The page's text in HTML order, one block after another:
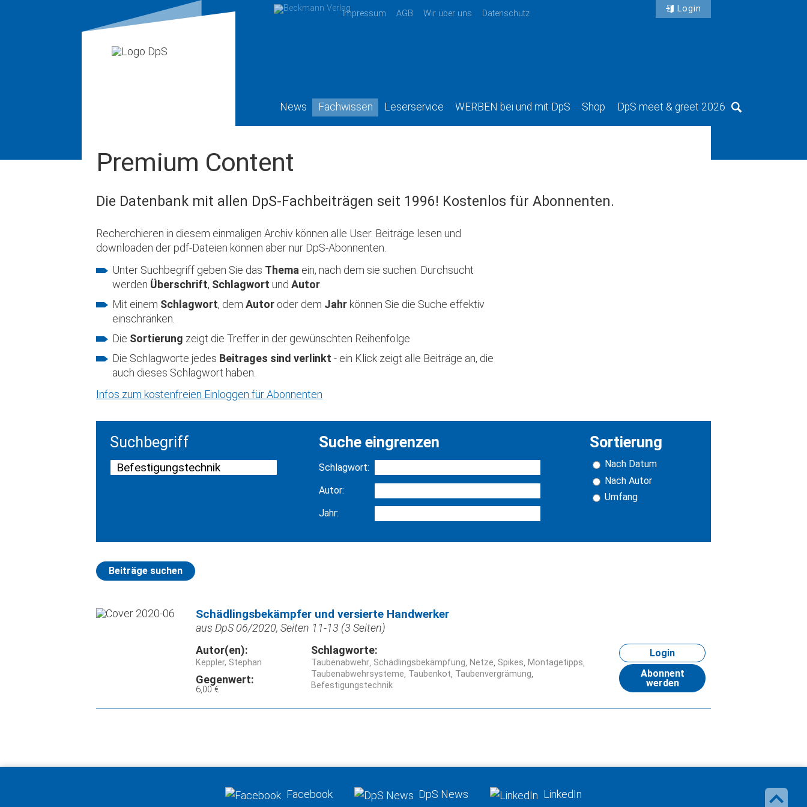
Impressum AGB Wir über uns Datenschutz Login
News Fachwissen Leserservice WERBEN bei und mit DpS Shop DpS meet & greet 2026 Suche
Premium Content
Die Datenbank mit allen DpS-Fachbeiträgen seit 1996! Kostenlos für Abonnenten.
Recherchieren in diesem einmaligen Archiv können alle User. Beiträge lesen und
downloaden der pdf-Dateien können aber nur DpS-Abonnenten.
Unter Suchbegriff geben Sie das Thema ein, nach dem sie suchen. Durchsucht
werden Überschrift, Schlagwort und Autor
Mit einem Schlagwort, dem Autor oder dem Jahr können Sie die Suche effektiv
einschränken.
Die Sortierung zeigt die Treffer in der gewünschten Reihenfolge
Die Schlagworte jedes Beitrages sind verlinkt - ein Klick zeigt alle Beiträge an, die
auch dieses Schlagwort haben.
Infos zum kostenfreien Einloggen für Abonnenten
Suchbegriff Suche eingrenzen
Schlagwort:
Autor:
Jahr:
Sortierung
Nach Datum
Nach Autor
Umfang
Beiträge suchen
Schädlingsbekämpfer und versierte Handwerker
aus DpS 06/2020, Seiten 11-13 (3 Seiten)
Autor(en):
Keppler, Stephan
Gegenwert:
6,00 €
Schlagworte:
Taubenabwehr Schädlingsbekämpfung Netze Spikes Montagetipps
Taubenabwehrsysteme Taubenkot Taubenvergrämung
Befestigungstechnik
Login
Abonnent
werden
Facebook DpS News LinkedIn